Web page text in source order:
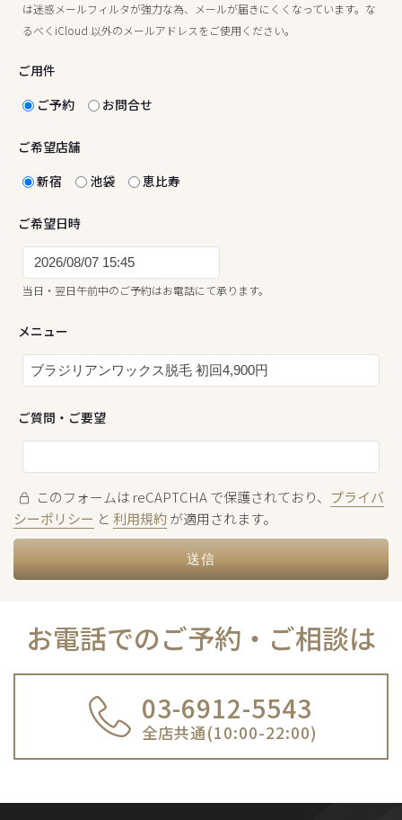
は迷惑メールフィルタが強力な為、メールが届きにくくなっています。な
るべくiCloud 以外のメールアドレスをご使用ください。
ご用件
ご予約
お問合せ
ご希望店舗
新宿
池袋 恵比寿
ご希望日時
当日・翌日午前中のご予約はお電話にて承ります。
メニュー
ご質問・ご要望
このフォームは reCAPTCHA で保護されており、 プライバ
シーポリシー と 利用規約が適用されます。
お電話でのご予約・ご相談は
03-6912-5543
全店共通(10:00-22:00)